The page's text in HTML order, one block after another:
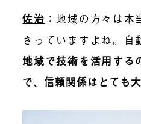
佐治 ：地域の方々は
さっていますよね。自
地域で技術を活用する
で、信頼関係はとても